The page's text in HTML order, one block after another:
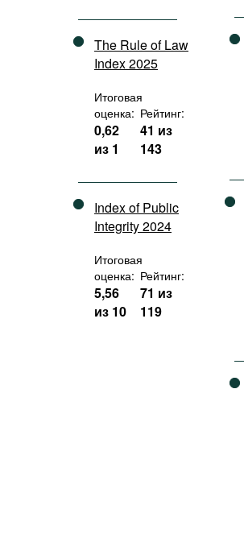
The Rule of Law
Index 2025
Итоговая
оценка:
0,62
из 1
Рейтинг:
41 из
143
Index of Public
Integrity 2024
Итоговая
оценка:
5,56
из 10
Рейтинг:
71 из
119